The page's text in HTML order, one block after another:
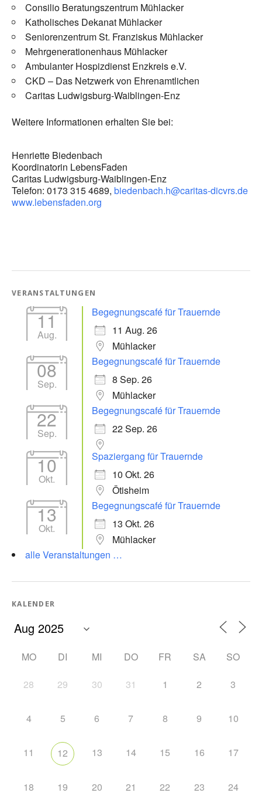
Consilio Beratungszentrum Mühlacker
Katholisches Dekanat Mühlacker
Seniorenzentrum St. Franziskus Mühlacker
Mehrgenerationenhaus Mühlacker
Ambulanter Hospizdienst Enzkreis e.V.
CKD – Das Netzwerk von Ehrenamtlichen
Caritas Ludwigsburg-Waiblingen-Enz
Weitere Informationen erhalten Sie bei:
Henriette Biedenbach
Koordinatorin LebensFaden
Caritas Ludwigsburg-Waiblingen-Enz
Telefon: 0173 315 4689, biedenbach.h@caritas-dicvrs.de
www.lebensfaden.org
VERANSTALTUNGEN
11
Aug.
Begegnungscafé für Trauernde
11 Aug. 26
Mühlacker
08
Sep.
Begegnungscafé für Trauernde
8 Sep. 26
Mühlacker
22
Sep.
Begegnungscafé für Trauernde
22 Sep. 26
10
Okt.
Spaziergang für Trauernde
10 Okt. 26
Ötisheim
13
Okt.
Begegnungscafé für Trauernde
13 Okt. 26
Mühlacker
alle Veranstaltungen …
KALENDER
MO DI MI DO FR SA SO
28 29 30 31 1 2 3
4 5 6 7 8 9 10
11 12 13 14 15 16 17
18 19 20 21 22 23 24